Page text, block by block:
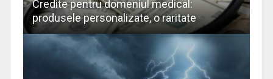
Credite pentru domeniul medical:
produsele personalizate, o raritate